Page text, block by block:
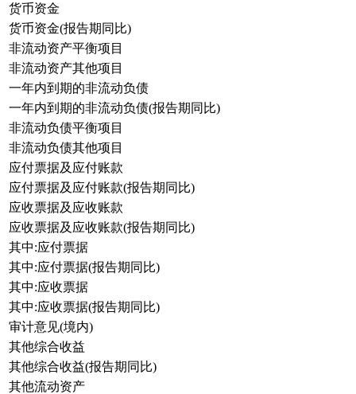
货币资金
货币资金(报告期同比)
非流动资产平衡项目
非流动资产其他项目
一年内到期的非流动负债
一年内到期的非流动负债(报告期同比)
非流动负债平衡项目
非流动负债其他项目
应付票据及应付账款
应付票据及应付账款(报告期同比)
应收票据及应收账款
应收票据及应收账款(报告期同比)
其中:应付票据
其中:应付票据(报告期同比)
其中:应收票据
其中:应收票据(报告期同比)
审计意见(境内)
其他综合收益
其他综合收益(报告期同比)
其他流动资产